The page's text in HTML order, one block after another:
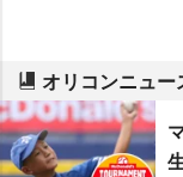
オリコンニュ